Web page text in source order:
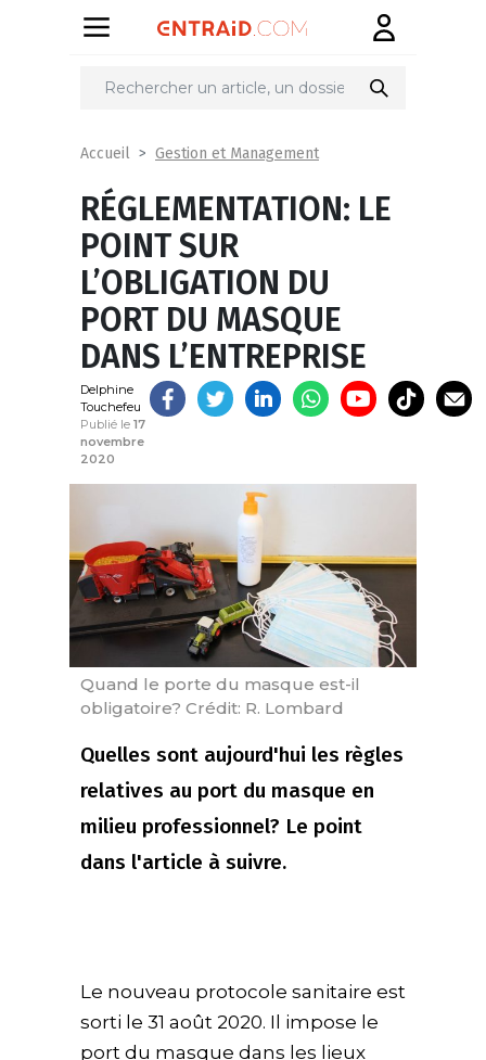
Partager
Accueil Gestion et Management
RÉGLEMENTATION: LE
POINT SUR
L’OBLIGATION DU
PORT DU MASQUE
DANS L’ENTREPRISE
Delphine
Touchefeu
Publié le 17
novembre
2020
Quand le porte du masque est-il
obligatoire? Crédit: R. Lombard
Quelles sont aujourd'hui les règles
relatives au port du masque en
milieu professionnel? Le point
dans l'article à suivre.
Le nouveau protocole sanitaire est
sorti le 31 août 2020. Il impose le
port du masque dans les lieux